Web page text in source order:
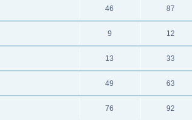
46 87
9 12
13 33
49 63
76 92